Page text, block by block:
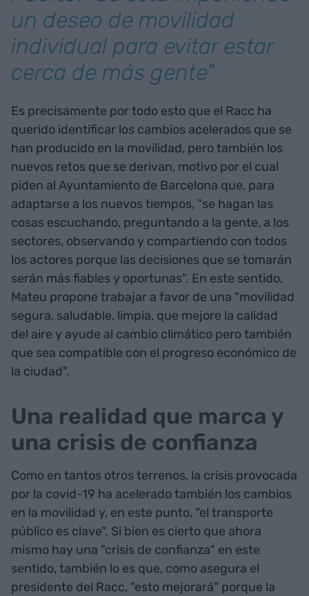
un deseo de movilidad
individual para evitar estar
cerca de más gente"
Es precisamente por todo esto que el Racc ha
querido identificar los cambios acelerados que se
han producido en la movilidad, pero también los
nuevos retos que se derivan, motivo por el cual
piden al Ayuntamiento de Barcelona que, para
adaptarse a los nuevos tiempos, "se hagan las
cosas escuchando, preguntando a la gente, a los
sectores, observando y compartiendo con todos
los actores porque las decisiones que se tomarán
serán más fiables y oportunas". En este sentido,
Mateu propone trabajar a favor de una "movilidad
segura, saludable, limpia, que mejore la calidad
del aire y ayude al cambio climático pero también
que sea compatible con el progreso económico de
la ciudad".
Una realidad que marca y
una crisis de confianza
Como en tantos otros terrenos, la crisis provocada
por la covid-19 ha acelerado también los cambios
en la movilidad y, en este punto, "el transporte
público es clave". Si bien es cierto que ahora
mismo hay una "crisis de confianza" en este
sentido, también lo es que, como asegura el
presidente del Racc, "esto mejorará" porque la